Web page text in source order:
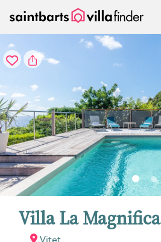
Villa La Magnifica
Vos paramètres de cookies